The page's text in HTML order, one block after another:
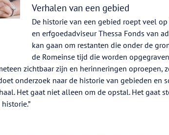
Verhalen van een gebied
De historie van een gebied roept veel
en erfgoedadviseur Thessa Fonds van
kan gaan om restanten die onder de
de Romeinse tijd die worden
zichtbaar zijn en herinneringen oproepen,
onderzoek naar de historie van gebieden en
Het gaat niet alleen om de opstal. Het gaat